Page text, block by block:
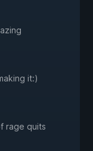
it:)
rage quits